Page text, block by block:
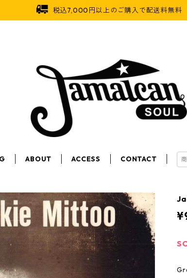
税込7,000円以上のご購入で配送料無料
ABOUT ACCESS CONTACT